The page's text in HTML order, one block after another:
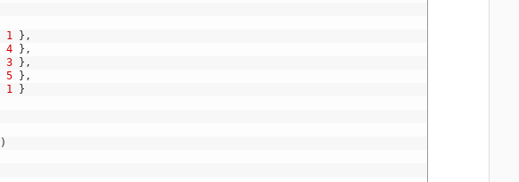
1 } ,
4 } ,
3 } ,
5 } ,
1
}
)